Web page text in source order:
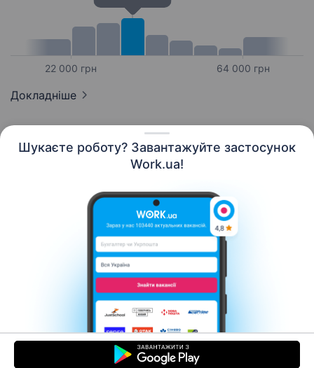
Шукаєте роботу? Завантажуйте застосунок
Work.ua!
22 000 грн 64 000 грн
Докладніше
Контакти Про нас
Кар’єра
Допомога Умови використання